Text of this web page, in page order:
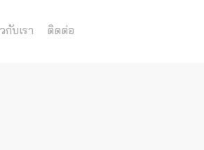
กับเรา ติดต่อ